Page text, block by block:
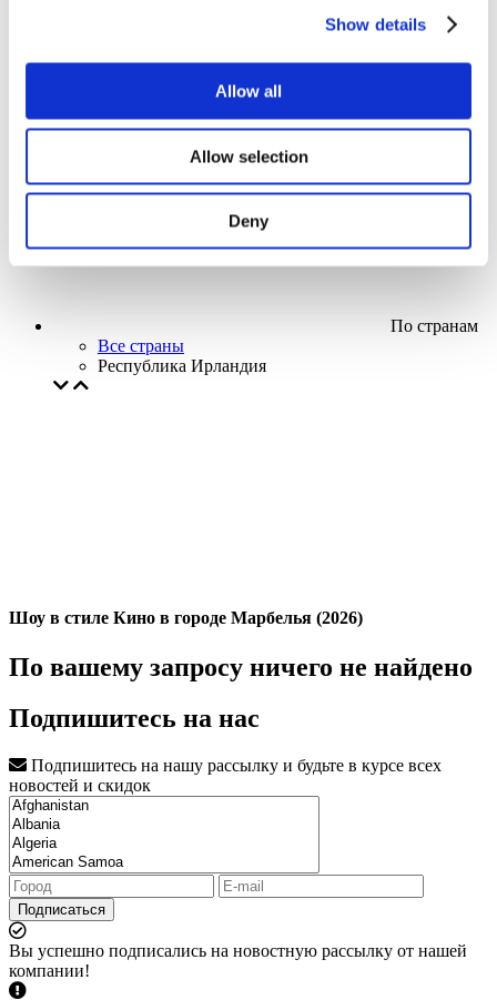
Show details
Allow all
Allow selection
Deny
Творческий вечер
Наше спецпредложение
Применить
По странам
Все страны
Республика Ирландия
Шоу в стиле Кино в городе Марбелья (2026)
По вашему запросу ничего не найдено
Подпишитесь на нас
Подпишитесь на нашу рассылку и будьте в курсе всех
новостей и скидок
Подписаться
Вы успешно подписались на новостную рассылку от нашей
компании!